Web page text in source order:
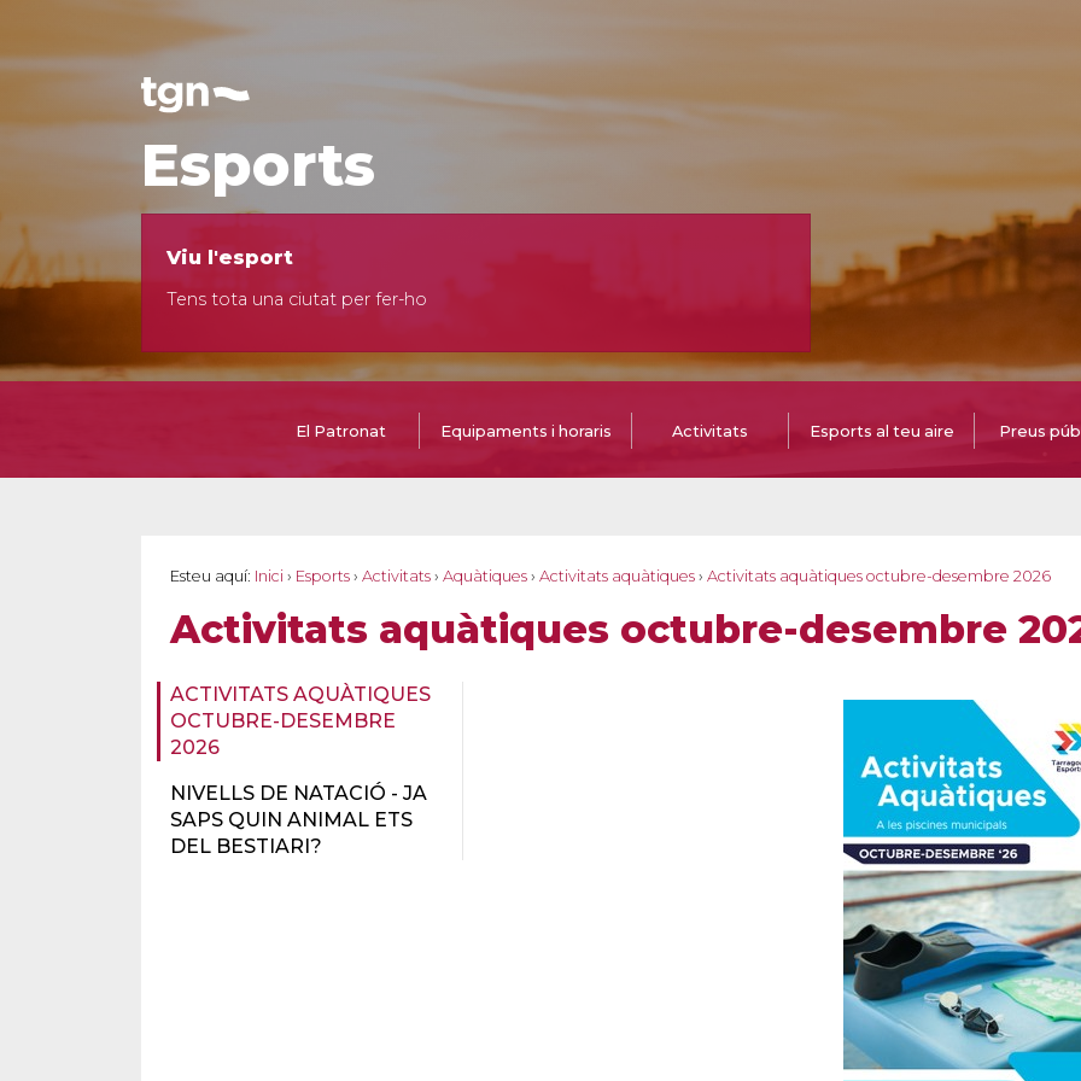
Esports
Viu l'esport
Tens tota una ciutat per fer-ho
El Patronat Equipaments i horaris Activitats Esports al teu aire Preus
Esteu aquí: Inici › Esports › Activitats › Aquàtiques › Activitats aquàtiques › Activitats aquàtiques octubre-desembre 2026
Activitats aquàtiques octubre-desembre
ACTIVITATS AQUÀTIQUES
OCTUBRE-DESEMBRE
2026
NIVELLS DE NATACIÓ - JA
SAPS QUIN ANIMAL ETS
DEL BESTIARI?